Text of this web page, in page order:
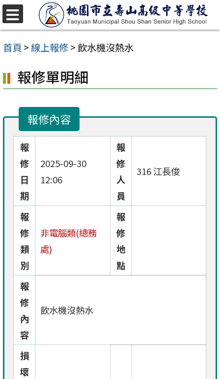
跳
至
主
內
容
首頁 >線上報修>飲水機沒熱水
報修單明細
報修內容
報
修
日
期
2025-09-30
12:06
報
修
人
員
316 江長俊
報
修
類
別
非電腦類(總務
處)
報
修
地
點
報
修
內
容
飲水機沒熱水
損
壞
選
單